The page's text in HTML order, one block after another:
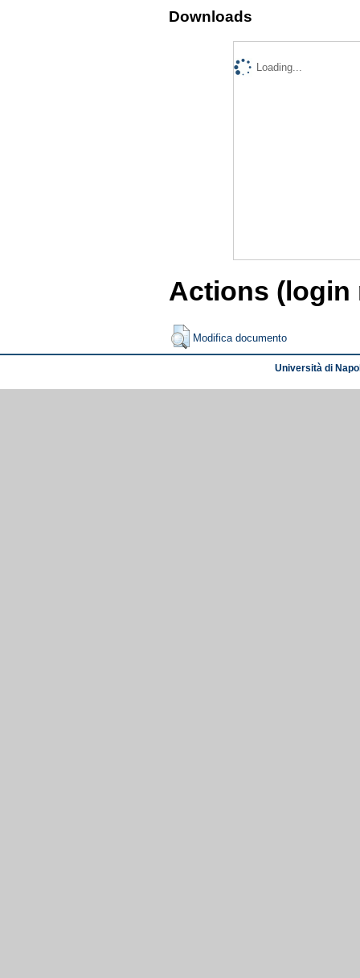
Downloads
Loading...
Actions (login
Modifica documento
Università di